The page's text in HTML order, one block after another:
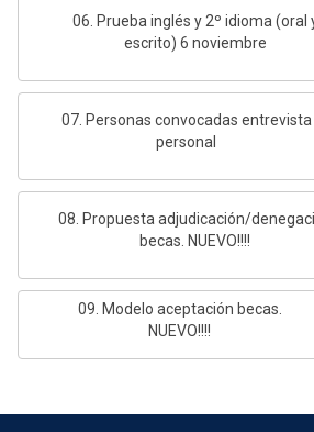
06. Prueba inglés y 2º idioma (oral
escrito) 6 noviembre
07. Personas convocadas entrevista
personal
08. Propuesta adjudicación/
becas. NUEVO!!!!
09. Modelo aceptación becas.
NUEVO!!!!